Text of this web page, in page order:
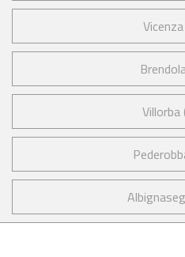
Villorba